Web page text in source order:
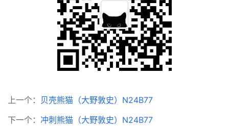
上一个： 贝壳熊猫（大野敦史）N24B77
下一个： 冲刺熊猫（大野敦史）N24B77